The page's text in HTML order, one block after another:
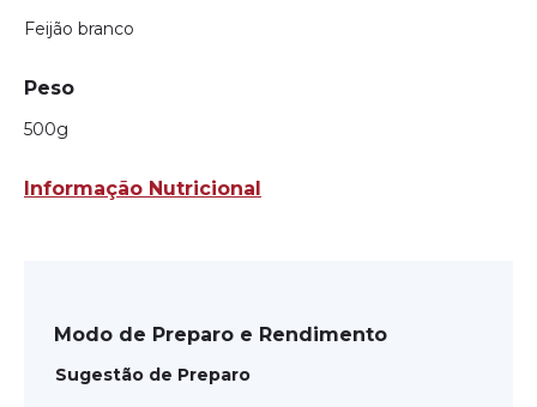
Feijão branco
Peso
500g
Informação Nutricional
Modo de Preparo e Rendimento
Sugestão de Preparo